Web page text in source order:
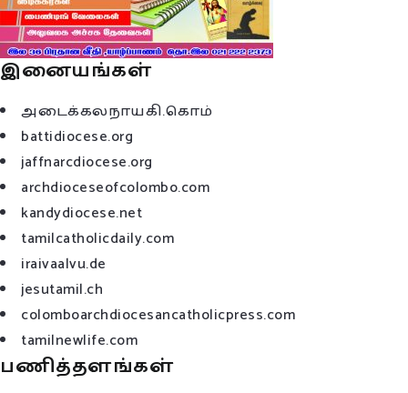
இனையங்கள்
அடைக்கலநாயகி.கொம்
battidiocese.org
jaffnarcdiocese.org
archdioceseofcolombo.com
kandydiocese.net
tamilcatholicdaily.com
iraivaalvu.de
jesutamil.ch
colomboarchdiocesancatholicpress.com
tamilnewlife.com
பணித்தளங்கள்